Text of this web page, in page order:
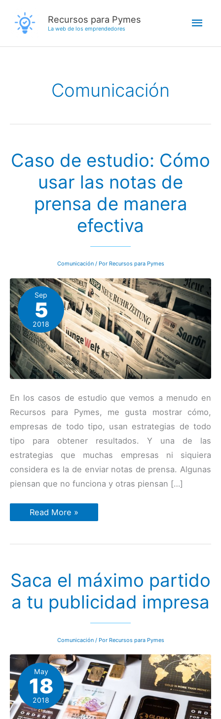
contenido
Recursos para Pymes
La web de los emprendedores
Comunicación
Caso de estudio: Cómo
usar las notas de
prensa de manera
efectiva
Comunicación/ Por Recursos para Pymes
Sep
5
2018
En los casos de estudio que vemos a menudo en
Recursos para Pymes, me gusta mostrar cómo,
empresas de todo tipo, usan estrategias de todo
tipo para obtener resultados. Y una de las
estrategias que muchas empresas ni siquiera
considera es la de enviar notas de prensa. Algunas
piensan que no funciona y otras piensan […]
Caso
de
usar
prensa
de
manera
efectiva
Read More »
Saca el máximo partido
a tu publicidad impresa
Comunicación/ Por Recursos para Pymes
May
18
2018